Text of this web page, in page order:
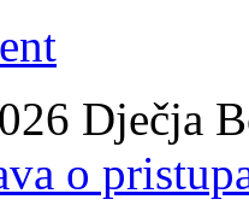
Dječja
o